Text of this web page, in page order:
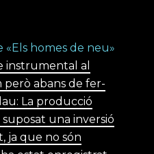
homes de neu»
instrumental al
però abans de fer-
La producció
una inversió
ja que no són